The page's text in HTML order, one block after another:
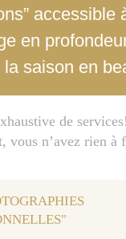
accessible
en
la saison en
de
vous n’avez rien à